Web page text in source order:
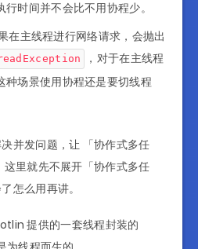
时间并不会比不用协程少。
主线程进行网络请求，会抛出
，对于在主线程
种场景使用协程还是要切线程
并发问题，让 「协作式多任
里就先不展开「协作式多任
怎么用再讲。
提供的一套线程封装的